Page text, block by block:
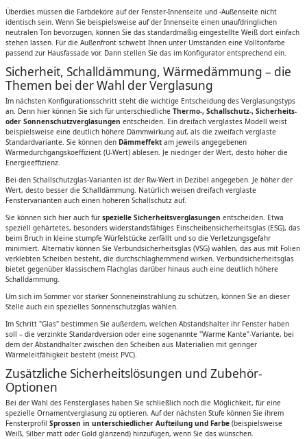
Überdies müssen die Farbdekore auf der Fenster-Innenseite und -Außenseite nicht
identisch sein. Wenn Sie beispielsweise auf der Innenseite einen unaufdringlichen
neutralen Ton bevorzugen, können Sie das standardmäßig eingestellte Weiß dort einfach
stehen lassen. Für die Außenfront schwebt Ihnen unter Umständen eine Volltonfarbe
passend zur Hausfassade vor. Dann stellen Sie das im Konfigurator entsprechend ein.
Sicherheit, Schalldämmung, Wärmedämmung – die
Themen bei der Wahl der Verglasung
Im nächsten Konfigurationsschritt steht die wichtige Entscheidung des Verglasungstyps
an. Denn hier können Sie sich für unterschiedliche Thermo-, Schallschutz-, Sicherheits-
oder Sonnenschutzverglasungen entscheiden. Ein dreifach verglastes Modell weist
beispielsweise eine deutlich höhere Dämmwirkung auf, als die zweifach verglaste
Standardvariante. Sie können den Dämmeffektam jeweils angegebenen
Wärmedurchgangskoeffizient (U-Wert) ablesen. Je niedriger der Wert, desto höher die
Energieeffizienz.
Bei den Schallschutzglas-Varianten ist der Rw-Wert in Dezibel angegeben. Je höher der
Wert, desto besser die Schalldämmung. Natürlich weisen dreifach verglaste
Fenstervarianten auch einen höheren Schallschutz auf.
Sie können sich hier auch für spezielle Sicherheitsverglasungen entscheiden. Etwa
speziell gehärtetes, besonders widerstandsfähiges Einscheibensicherheitsglas (ESG), das
beim Bruch in kleine stumpfe Würfelstücke zerfällt und so die Verletzungsgefahr
minimiert. Alternativ können Sie Verbundsicherheitsglas (VSG) wählen, das aus mit Folien
verklebten Scheiben besteht, die durchschlaghemmend wirken. Verbundsicherheitsglas
bietet gegenüber klassischem Flachglas darüber hinaus auch eine deutlich höhere
Schalldämmung.
Um sich im Sommer vor starker Sonneneinstrahlung zu schützen, können Sie an dieser
Stelle auch ein spezielles Sonnenschutzglas wählen.
Im Schritt "Glas" bestimmen Sie außerdem, welchen Abstandshalter ihr Fenster haben
soll – die verzinkte Standardversion oder eine sogenannte "Warme Kante"-Variante, bei
dem der Abstandhalter zwischen den Scheiben aus Materialien mit geringer
Wärmeleitfähigkeit besteht (meist PVC).
Zusätzliche Sicherheitslösungen und Zubehör-
Optionen
Bei der Wahl des Fensterglases haben Sie schließlich noch die Möglichkeit, für eine
spezielle Ornamentverglasung zu optieren. Auf der nächsten Stufe können Sie ihrem
Fensterprofil Sprossen in unterschiedlicher Aufteilung und Farbe(beispielsweise
Weiß, Silber matt oder Gold glänzend) hinzufügen, wenn Sie das wünschen.